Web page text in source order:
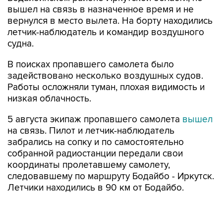
летчик-наблюдатель и командир воздушного
судна.
В поисках пропавшего самолета было
Работы осложняли туман, плохая видимость и
низкая облачность.
5 августа экипаж пропавшего самолета
забрались на сопку и по самостоятельно
собранной радиостанции передали свои
координаты пролетавшему самолету,
следовавшему по маршруту Бодайбо - Иркутск.
Летчики находились в 90 км от Бодайбо.
6 августа спасенный экипаж пропавшей Cessna